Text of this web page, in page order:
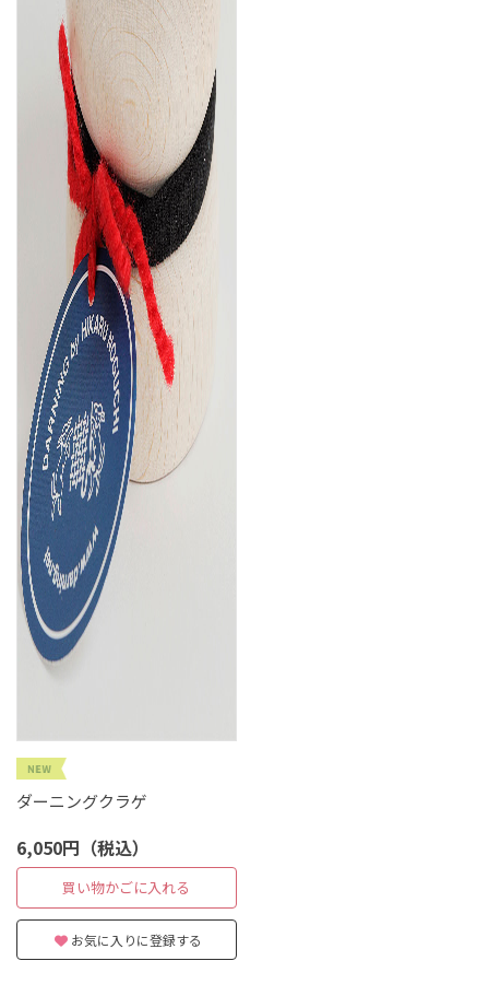
ダーニングクラゲ
6,050円（税込）
買い物かごに入れる
お気に入りに登録する